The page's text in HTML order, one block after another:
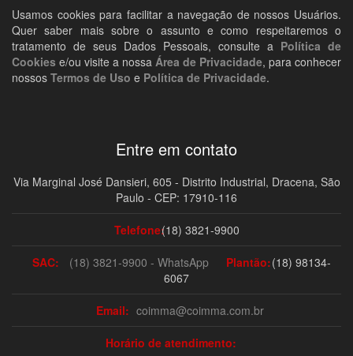
Usamos cookies para facilitar a navegação de nossos Usuários.
Quer saber mais sobre o assunto e como respeitaremos o
tratamento de seus Dados Pessoais, consulte a Política de
Cookies e/ou visite a nossa Área de Privacidade, para conhecer
nossos Termos de Uso e Política de Privacidade.
Entre em contato
Via Marginal José Dansieri, 605 - Distrito Industrial, Dracena, São
Paulo - CEP: 17910-116
Telefone:(18) 3821-9900
SAC: (18) 3821-9900 - WhatsApp Plantão:(18) 98134-
6067
Email: coimma@coimma.com.br
Horário de atendimento: